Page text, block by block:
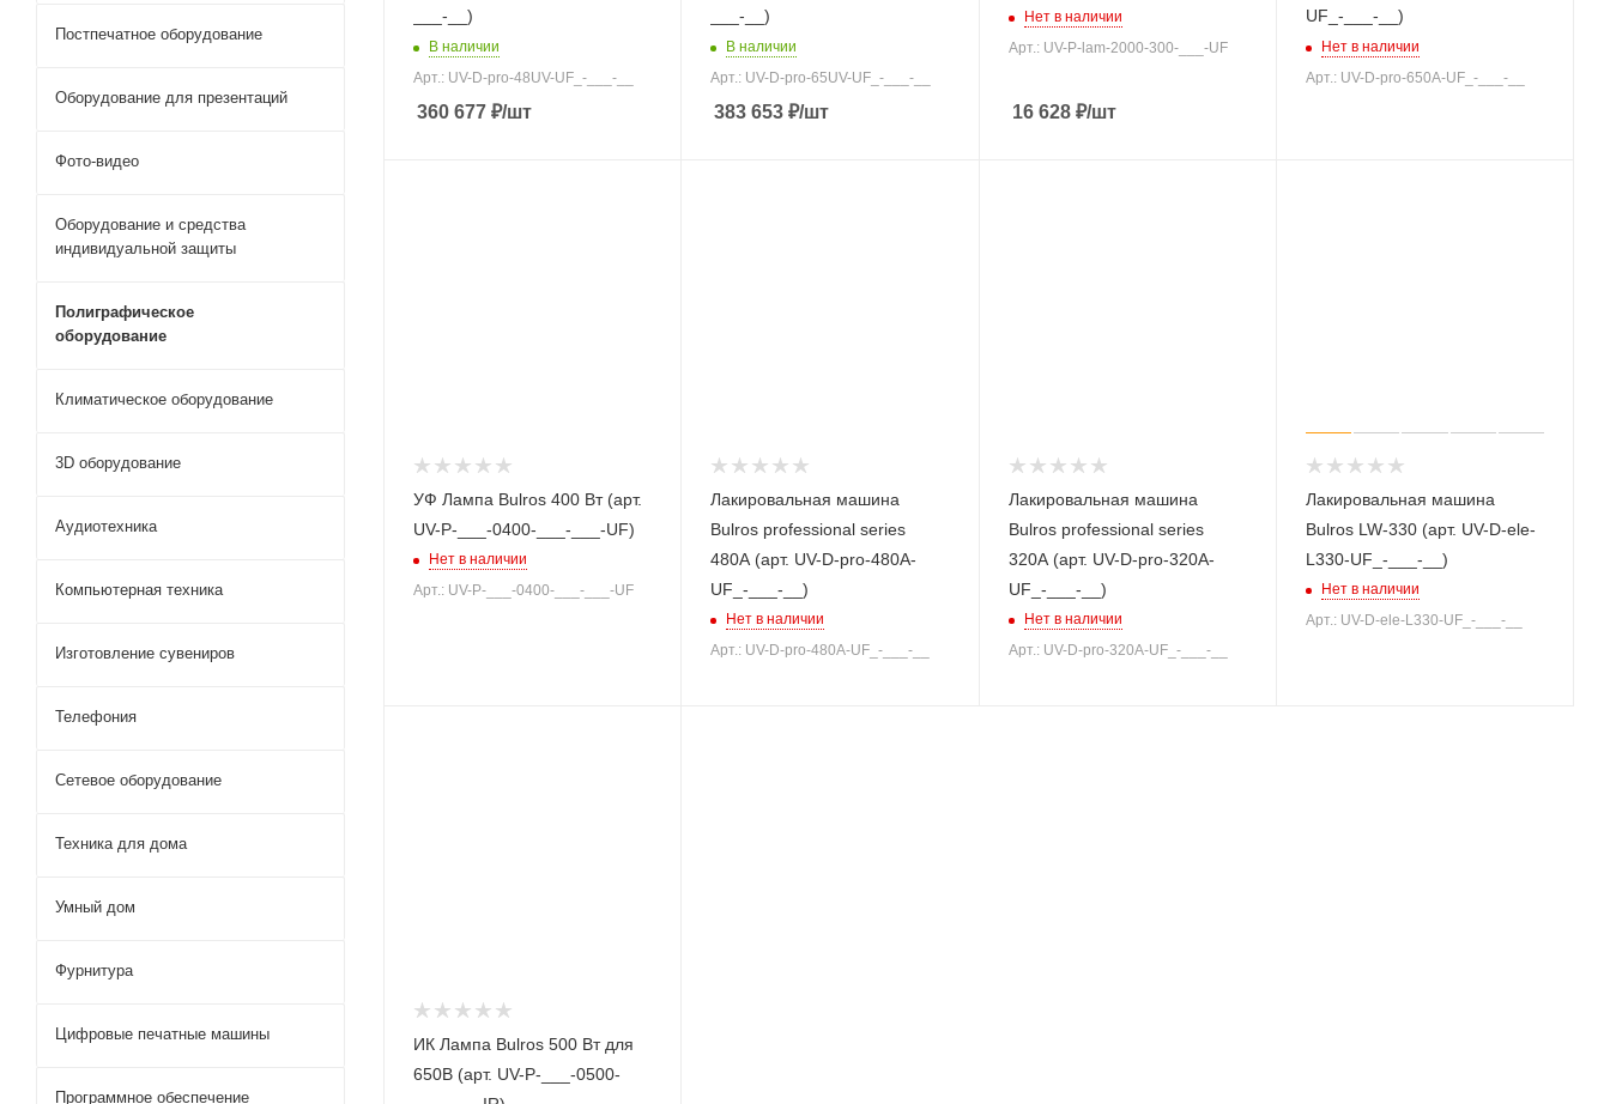
___-__)
В наличии
Арт.: UV-D-pro-48UV-UF_-___-__
360 677 ₽/шт
___-__)
В наличии
Арт.: UV-D-pro-65UV-UF_-___-__
383 653 ₽/шт
Нет в наличии
Арт.: UV-P-lam-2000-300-___-UF
16 628₽/шт
UF_-___-__)
Нет в наличии
Арт.: UV-D-pro-650A-UF_-___-__
УФ Лампа Bulros 400 Вт (арт.
UV-P-___-0400-___-___-UF)
Нет в наличии
Арт.: UV-P-___-0400-___-___-UF
Лакировальная машина
Bulros professional series
480A (арт. UV-D-pro-480A-
UF_-___-__)
Нет в наличии
Арт.: UV-D-pro-480A-UF_-___-__
Лакировальная машина
Bulros professional series
320A (арт. UV-D-pro-320A-
UF_-___-__)
Нет в наличии
Арт.: UV-D-pro-320A-UF_-___-__
Лакировальная машина
Bulros LW-330 (арт. UV-D-ele-
L330-UF_-___-__)
Нет в наличии
Арт.: UV-D-ele-L330-UF_-___-__
ИК Лампа Bulros 500 Вт для
650В (арт. UV-P-___-0500-
Постпечатное оборудование
Оборудование для презентаций
Фото-видео
Оборудование и средства
индивидуальной защиты
Полиграфическое
оборудование
Климатическое оборудование
3D оборудование
Аудиотехника
Компьютерная техника
Изготовление сувениров
Телефония
Сетевое оборудование
Техника для дома
Умный дом
Фурнитура
Цифровые печатные машины
Программное обеспечение